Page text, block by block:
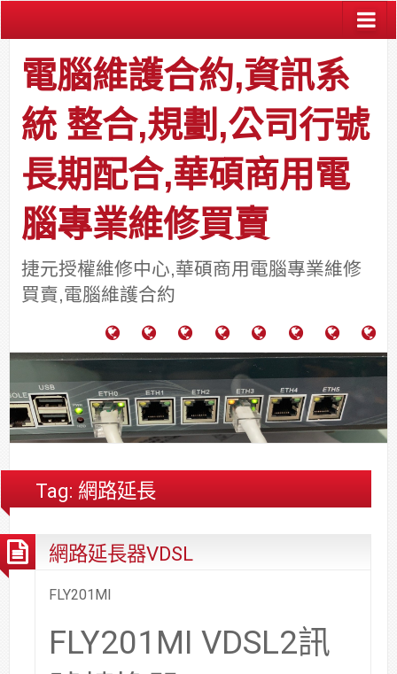
電腦維護合約,資訊系
統 整合,規劃,公司行號
長期配合,華碩商用電
腦專業維修買賣
捷元授權維修中心,華碩商用電腦專業維修
買賣,電腦維護合約
腦
護
合
約
功
例
分
享
於
力
通
通
報
關
系
統
視
系
統
安
修,
舍
網
路/
大
樓
公
方
案
中
料
件
區
團
法
台
中
Tag: 網路延長
網路延長器VDSL
FLY201MI
FLY201MI VDSL2訊